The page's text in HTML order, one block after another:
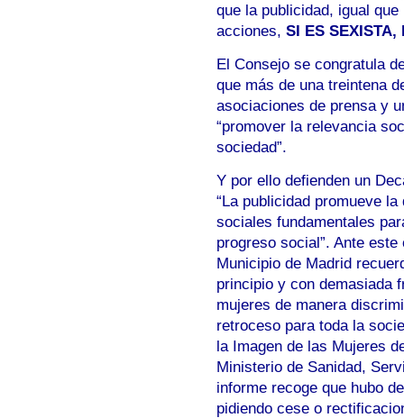
que la publicidad, igual
acciones, SI ES SEXISTA,
El Consejo se congratula
que más de una treintena
asociaciones de prensa y
“promover la relevancia
sociedad”.
Y por ello defienden un
“La publicidad promueve
sociales fundamentales
progreso social”. Ante
Municipio de Madrid
principio y con demasiada
mujeres de manera
retroceso para toda la
la Imagen de las Mujeres
Ministerio de Sanidad,
informe recoge que hubo
pidiendo cese o